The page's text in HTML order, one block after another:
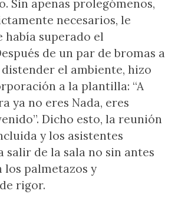
Sin apenas prolegómenos,
necesarios, le
había superado el
de un par de bromas a
el ambiente, hizo
a la plantilla: “A
ya no eres Nada, eres
Dicho esto, la reunión
y los asistentes
salir de la sala no sin antes
palmetazos y
rigor.